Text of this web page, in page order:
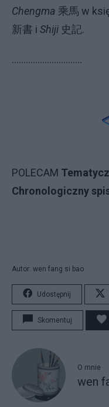
Chengma 乘馬 w
新書 i Shiji 史記.
..............................
POLECAM
Chronologiczny
Autor: wen fang si bao
Udostępnij
Skomentuj
O mnie
wen